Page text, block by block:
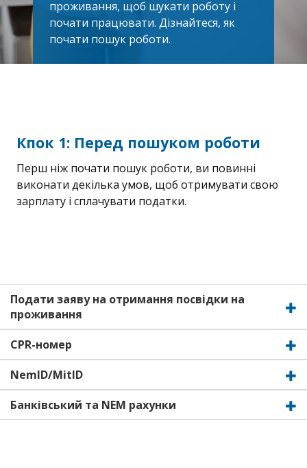
проживання, щоб шукати роботу і
почати працювати. Дізнайтеся, як
почати пошук роботи.
Кпок 1: Перед пошуком роботи
Перш ніж почати пошук роботи, ви повинні
виконати декілька умов, щоб отримувати свою
зарплату і сплачувати податки.
Подати заяву на отримання посвідки на
проживання
CPR-номер
NemID/MitID
Банківський та NEM рахунки